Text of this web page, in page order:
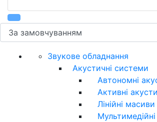
Звукове обладнання
Акустичні системи
Автономні
Активні
Лінійні масиви
Мультимедійні